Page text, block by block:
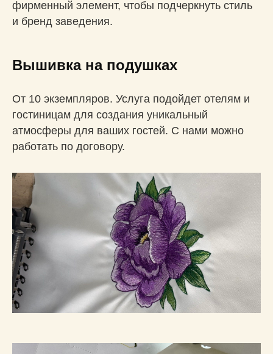
фирменный элемент, чтобы подчеркнуть стиль
и бренд заведения.
Вышивка на подушках
От 10 экземпляров. Услуга подойдет отелям и
гостиницам для создания уникальный
атмосферы для ваших гостей. С нами можно
работать по договору.